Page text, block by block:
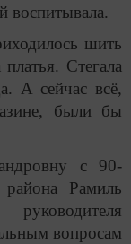
воспитывала.
шить
Стегала
А сейчас всё,
были бы
с 90-
Рамиль
вопросам